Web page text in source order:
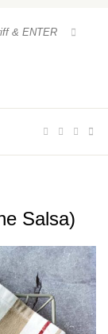
Salsa)